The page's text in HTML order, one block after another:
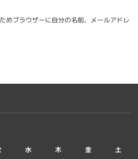
めブラウザーに自分の名前、メールアドレ
水 木 金
土